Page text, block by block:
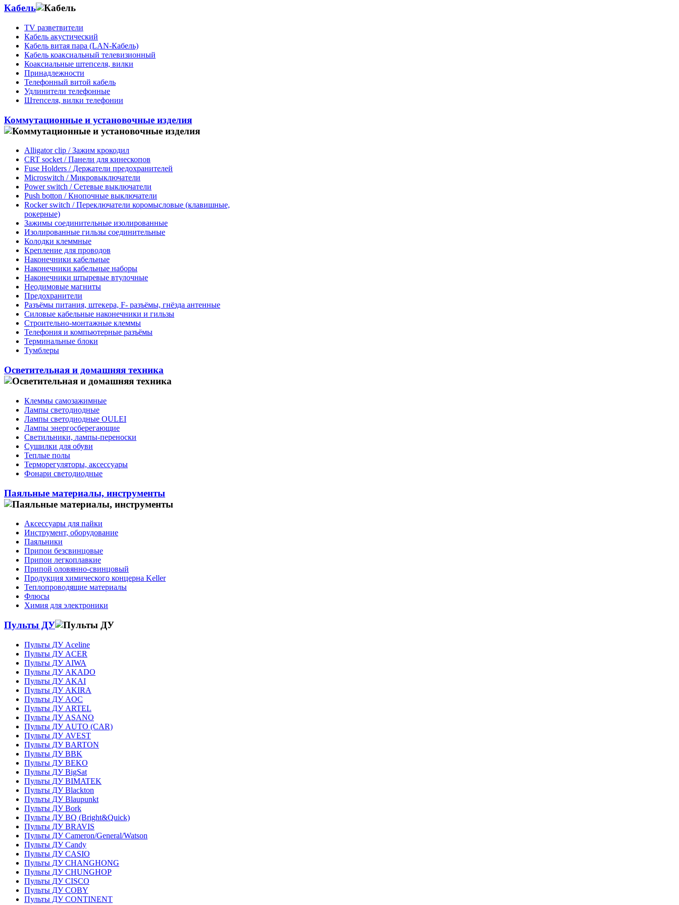
Кабель
TV разветвители
Кабель акустический
Кабель витая пара (LAN-Кабель)
Кабель коаксиальный телевизионный
Коаксиальные штепселя, вилки
Принадлежности
Телефонный витой кабель
Удлинители телефонные
Штепселя, вилки телефонии
Коммутационные и установочные изделия
Alligator clip / Зажим крокодил
CRT socket / Панели для кинескопов
Fuse Holders / Держатели предохранителей
Microswitch / Микровыключатели
Power switch / Сетевые выключатели
Push botton / Кнопочные выключатели
Rocker switch / Переключатели коромысловые (клавишные,
рокерные)
Зажимы соединительные изолированные
Изолированные гильзы соединительные
Колодки клеммные
Крепление для проводов
Наконечники кабельные
Наконечники кабельные наборы
Наконечники штыревые втулочные
Неодимовые магниты
Предохранители
Разъёмы питания, штекера, F- разъёмы, гнёзда антенные
Силовые кабельные наконечники и гильзы
Строительно-монтажные клеммы
Телефония и компьютерные разъёмы
Терминальные блоки
Тумблеры
Осветительная и домашняя техника
Клеммы самозажимные
Лампы светодиодные
Лампы светодиодные OULEI
Лампы энергосберегающие
Светильники, лампы-переноски
Сушилки для обуви
Теплые полы
Терморегуляторы, аксессуары
Фонари светодиодные
Паяльные материалы, инструменты
Аксессуары для пайки
Инструмент, оборудование
Паяльники
Припои безсвинцовые
Припои легкоплавкие
Припой оловянно-свинцовый
Продукция химического концерна Keller
Теплопроводящие материалы
Флюсы
Химия для электроники
Пульты ДУ
Пульты ДУ Aceline
Пульты ДУ ACER
Пульты ДУ AIWA
Пульты ДУ AKADO
Пульты ДУ AKAI
Пульты ДУ AKIRA
Пульты ДУ AOC
Пульты ДУ ARTEL
Пульты ДУ ASANO
Пульты ДУ AUTO (CAR)
Пульты ДУ AVEST
Пульты ДУ BARTON
Пульты ДУ BBK
Пульты ДУ BEKO
Пульты ДУ BigSat
Пульты ДУ BIMATEK
Пульты ДУ Blackton
Пульты ДУ Blaupunkt
Пульты ДУ Bork
Пульты ДУ BQ (Bright&Quick)
Пульты ДУ BRAVIS
Пульты ДУ Cameron/General/Watson
Пульты ДУ Candy
Пульты ДУ CASIO
Пульты ДУ CHANGHONG
Пульты ДУ CHUNGHOP
Пульты ДУ CISCO
Пульты ДУ COBY
Пульты ДУ CONTINENT